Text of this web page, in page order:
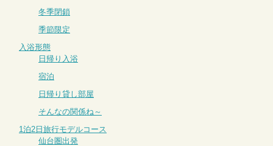
冬季閉鎖
季節限定
入浴形態
日帰り入浴
宿泊
日帰り貸し部屋
そんなの関係ね～
1泊2日旅行モデルコース
仙台圏出発